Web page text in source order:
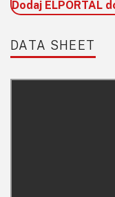
Dodaj ELPORTAL
DATA SHEET